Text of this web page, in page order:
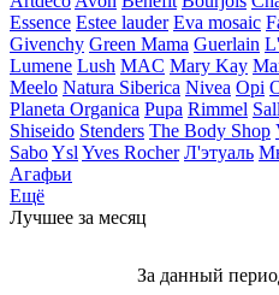
Essence Estee lauder Eva mosaic
Givenchy Green Mama Guerlain
Lumene Lush MAC Mary Kay
Meelo Natura Siberica Nivea Opi
Planeta Organica Pupa Rimmel
Shiseido Stenders The Body Shop
SaboYsl Yves Rocher Л'этуаль
Агафьи
Ещё
Лучшее за месяц
За данный